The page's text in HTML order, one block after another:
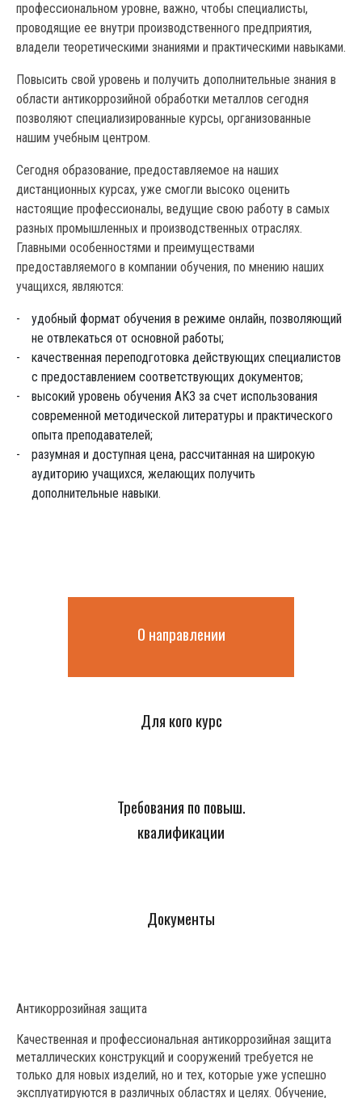
профессиональном уровне, важно, чтобы специалисты,
проводящие ее внутри производственного предприятия,
владели теоретическими знаниями и практическими навыками.
Повысить свой уровень и получить дополнительные знания в
области антикоррозийной обработки металлов сегодня
позволяют специализированные курсы, организованные
нашим учебным центром.
Сегодня образование, предоставляемое на наших
дистанционных курсах, уже смогли высоко оценить
настоящие профессионалы, ведущие свою работу в самых
разных промышленных и производственных отраслях.
Главными особенностями и преимуществами
предоставляемого в компании обучения, по мнению наших
учащихся, являются:
удобный формат обучения в режиме онлайн, позволяющий
не отвлекаться от основной работы;
качественная переподготовка действующих специалистов
с предоставлением соответствующих документов;
высокий уровень обучения АКЗ за счет использования
современной методической литературы и практического
опыта преподавателей;
разумная и доступная цена, рассчитанная на широкую
аудиторию учащихся, желающих получить
дополнительные навыки.
О направлении
Для кого курс
Требования по повыш.
квалификации
Документы
Антикоррозийная защита
Качественная и профессиональная антикоррозийная защита
металлических конструкций и сооружений требуется не
только для новых изделий, но и тех, которые уже успешно
эксплуатируются в различных областях и целях. Обучение,